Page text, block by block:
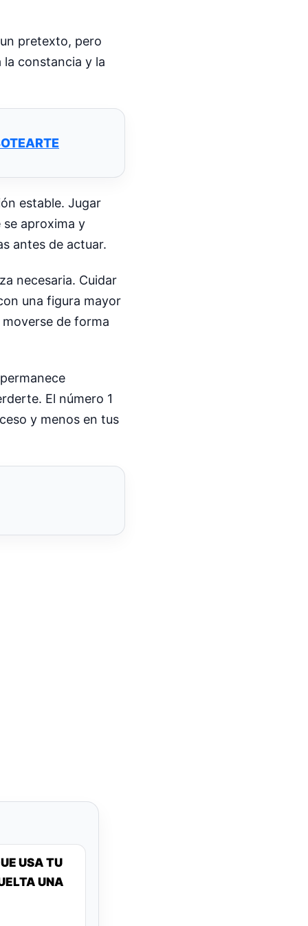
pretexto, pero
constancia y la
estable. Jugar
aproxima y
antes de actuar.
necesaria. Cuidar
una figura mayor
de forma
El número 1
y menos en tus
USA TU
UNA